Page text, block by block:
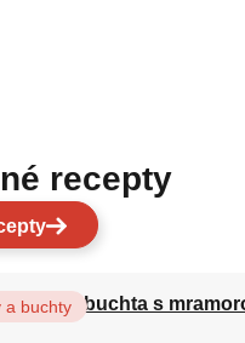
recepty
litá buchta s
a buchty